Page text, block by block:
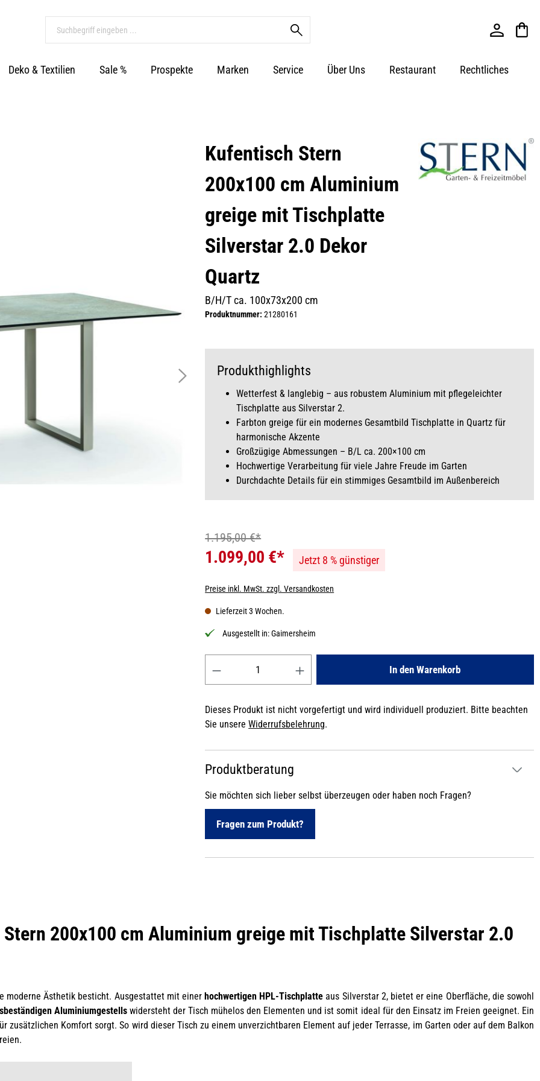
Deko & Textilien Sale % Prospekte Marken Service Über Uns Restaurant Rechtliches
Kufentisch Stern
200x100 cm Aluminium
greige mit Tischplatte
Silverstar 2.0 Dekor
Quartz
B/H/T ca. 100x73x200 cm
Produktnummer:21280161
Produkthighlights
Wetterfest & langlebig – aus robustem Aluminium mit pflegeleichter
Tischplatte aus Silverstar 2.
Farbton greige für ein modernes Gesamtbild Tischplatte in Quartz für
harmonische Akzente
Großzügige Abmessungen – B/L ca. 200×100 cm
Hochwertige Verarbeitung für viele Jahre Freude im Garten
Durchdachte Details für ein stimmiges Gesamtbild im Außenbereich
1.195,00 €*
1.099,00 €* Jetzt 8 % günstiger
Preise inkl. MwSt. zzgl. Versandkosten
Lieferzeit 3 Wochen.
Ausgestellt in:Gaimersheim
In den Warenkorb
Dieses Produkt ist nicht vorgefertigt und wird individuell produziert. Bitte beachten
Sie unsereWiderrufsbelehrung.
Produktberatung
Sie möchten sich lieber selbst überzeugen oder haben noch Fragen?
Fragen zum Produkt?
200x100 cm Aluminium greige mit Tischplatte Silverstar 2.0
moderne Ästhetik besticht. Ausgestattet mit einerhochwertigen HPL-Tischplatte aus Silverstar 2, bietet er eine Oberfläche, die sowohl
Aluminiumgestellswidersteht der Tisch mühelos den Elementen und ist somit ideal für den Einsatz im Freien geeignet. Ein
zusätzlichen Komfort sorgt. So wird dieser Tisch zu einem unverzichtbaren Element auf jeder Terrasse, im Garten oder auf dem Balkon